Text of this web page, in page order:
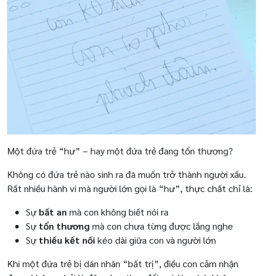
Một đứa trẻ “hư” – hay một đứa trẻ đang tổn thương?
Không có đứa trẻ nào sinh ra đã muốn trở thành người xấu.
Rất nhiều hành vi mà người lớn gọi là “hư”, thực chất chỉ là:
Sự bất an mà con không biết nói ra
Sự tổn thương mà con chưa từng được lắng nghe
Sự thiếu kết nối kéo dài giữa con và người lớn
Khi một đứa trẻ bị dán nhãn “bất trị”, điều con cảm nhận